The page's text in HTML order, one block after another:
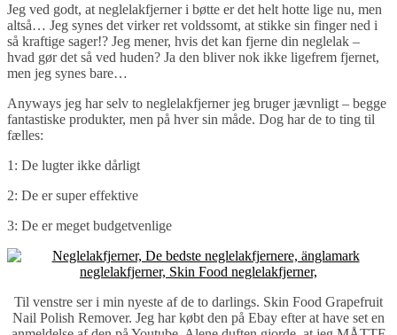
Jeg ved godt, at neglelakfjerner i bøtte er det helt hotte lige nu, men
altså… Jeg synes det virker ret voldssomt, at stikke sin finger ned i
så kraftige sager!? Jeg mener, hvis det kan fjerne din neglelak –
hvad gør det så ved huden? Ja den bliver nok ikke ligefrem fjernet,
men jeg synes bare…
Anyways jeg har selv to neglelakfjerner jeg bruger jævnligt – begge
fantastiske produkter, men på hver sin måde. Dog har de to ting til
fælles:
1: De lugter ikke dårligt
2: De er super effektive
3: De er meget budgetvenlige
Til venstre ser i min nyeste af de to darlings. Skin Food Grapefruit
Nail Polish Remover. Jeg har købt den på Ebay efter at have set en